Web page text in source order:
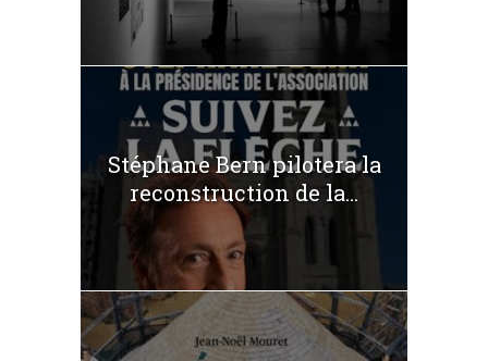
Stéphane Bern pilotera la
reconstruction de la...